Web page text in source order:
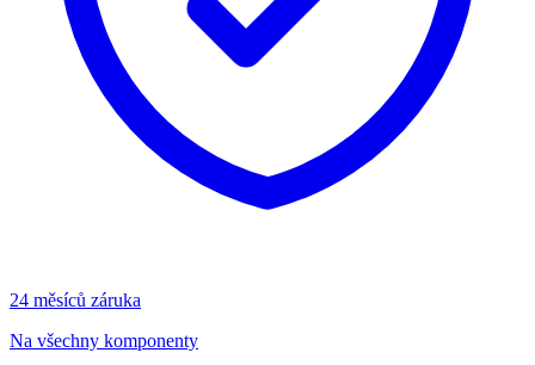
24 měsíců záruka
Na všechny komponenty